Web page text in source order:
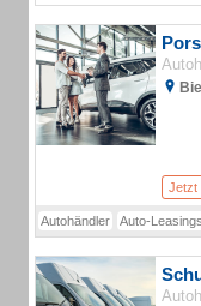
Jetzt
Autohändler Auto-